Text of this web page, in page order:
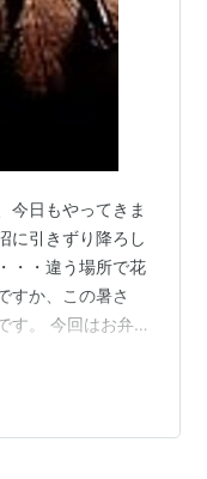
今日もやってきま
に引きずり降ろし
・・違う場所で花
すか、この暑さ
す。 今回はお弁当